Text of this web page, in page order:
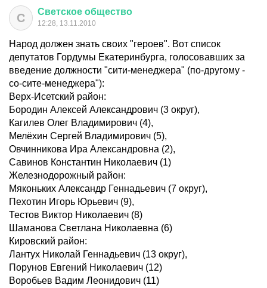
С Светское общество
12:28, 13.11.2010
Народ должен знать своих "героев". Вот список
депутатов Гордумы Екатеринбурга, голосовавших за
введение должности "сити-менеджера" (по-другому -
со-сите-менеджера"):
Верх-Исетский район:
Бородин Алексей Александрович (3 округ),
Кагилев Олег Владимирович (4),
Мелёхин Сергей Владимирович (5),
Овчинникова Ира Александровна (2),
Савинов Константин Николаевич (1)
Железнодорожный район:
Мяконьких Александр Геннадьевич (7 oкруг),
Пехотин Игорь Юрьевич (9),
Тестов Виктор Николаевич (8)
Шаманова Светлана Николаевна (6)
Кировский район:
Лантух Николай Геннадьевич (13 oкруг),
Порунов Евгений Николаевич (12)
Воробьев Вадим Леонидович (11)